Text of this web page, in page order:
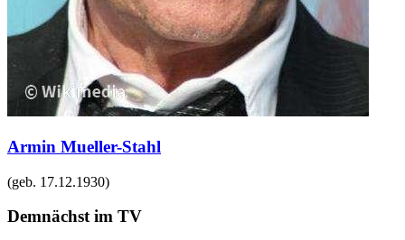
Armin Mueller-Stahl
(geb. 17.12.1930)
Demnächst im TV